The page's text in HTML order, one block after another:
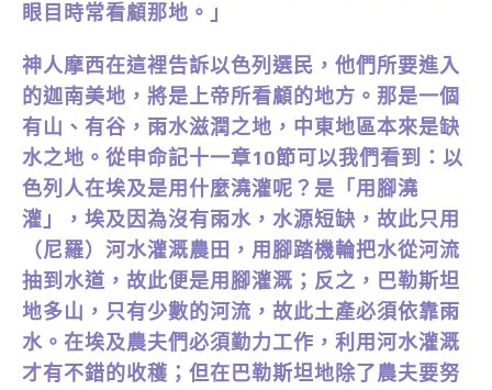
眼目時常看顧那地。」
神人摩西在這裡告訴以色列選民，他們所要進入
的迦南美地，將是上帝所看顧的地方。那是一個
有山、有谷，雨水滋潤之地，中東地區本來是缺
水之地。從申命記十一章10節可以我們看到：以
色列人在埃及是用什麼澆灌呢？是「用腳澆
灌」，埃及因為沒有雨水，水源短缺，故此只用
（尼羅）河水灌溉農田，用腳踏機輪把水從河流
抽到水道，故此便是用腳灌溉；反之，巴勒斯坦
地多山，只有少數的河流，故此土產必須依靠雨
水。在埃及農夫們必須勤力工作，利用河水灌溉
才有不錯的收穫；但在巴勒斯坦地除了農夫要努